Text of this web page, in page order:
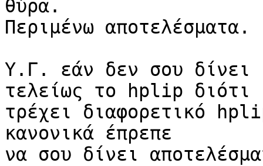
θύρα.
Περιμένω αποτελέσματα.
Υ.Γ. εάν δεν σου δίνει
τελείως το hplip διότι
τρέχει διαφορετικό
κανονικά έπρεπε
να σου δίνει